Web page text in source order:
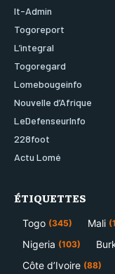
It-Admin
Togoreport
L’integral
Togoregard
Lomebougeinfo
Nouvelle d’Afrique
LeDefenseurInfo
228foot
Actu Lomé
ÉTIQUETTES
Togo (345) Mali
Nigeria (103)
Côte d’Ivoire (88)